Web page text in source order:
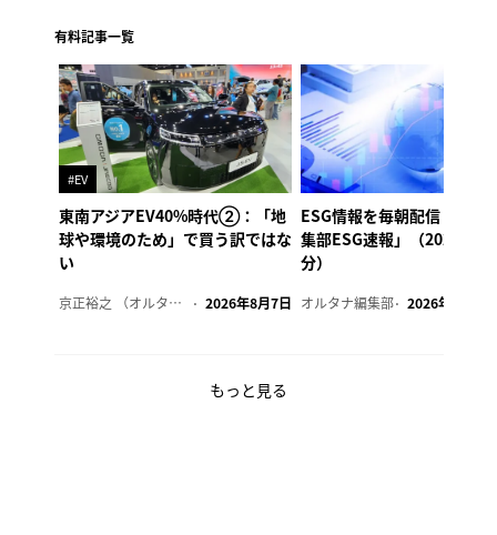
有料記事一覧
#EV
東南アジアEV40%時代②：「地
球や環境のため」で買う訳ではな
い
京正裕之 （オルタナ副編集長） 2026年8月7日
ESG情報を毎朝配信「オル
集部ESG速報」（2026年8
分）
オルタナ編集部 2026年8月7日
もっと見る